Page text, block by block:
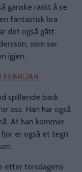
ganske raskt å se
fantastisk bra
det også gått
som ser
igjen.
FEBRUAR
spillende back
oss. Han har også
At han kommer
er også et tegn
etter torsdagens